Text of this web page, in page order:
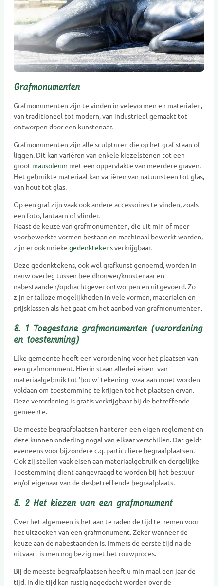
Grafmonumenten
Grafmonumenten zijn te vinden in velevormen en materialen,
van traditioneel tot modern, van industrieel gemaakt tot
ontworpen door een kunstenaar.
Grafmonumenten zijn alle sculpturen die op het graf staan of
liggen. Dit kan variëren van enkele kiezelstenen tot een
groot mausoleum met een oppervlakte van meerdere graven.
Het gebruikte materiaal kan variëren van natuursteen tot glas,
van hout tot glas.
Op een graf zijn vaak ook andere accessoires te vinden, zoals
een foto, lantaarn of vlinder.
Naast de keuze van grafmonumenten, die uit min of meer
voorbewerkte vormen bestaan en machinaal bewerkt worden,
zijn er ook unieke gedenktekensverkrijgbaar.
Deze gedenktekens, ook wel grafkunst genoemd, worden in
nauw overleg tussen beeldhouwer/kunstenaar en
nabestaanden/opdrachtgever ontworpen en uitgevoerd. Zo
zijn er talloze mogelijkheden in vele vormen, materialen en
prijsklassen als het gaat om het aanbod van grafmonumenten.
8. 1 Toegestane grafmonumenten (verordening
en toestemming)
Elke gemeente heeft een verordening voor het plaatsen van
een grafmonument. Hierin staan allerlei eisen -van
materiaalgebruik tot 'bouw'-tekening- waaraan moet worden
voldaan om toestemming te krijgen tot het plaatsen ervan.
Deze verordening is gratis verkrijgbaar bij de betreffende
gemeente.
De meeste begraafplaatsen hanteren een eigen reglement en
deze kunnen onderling nogal van elkaar verschillen. Dat geldt
eveneens voor bijzondere c.q. particuliere begraafplaatsen.
Ook zij stellen vaak eisen aan materiaalgebruik en dergelijke.
Toestemming dient aangevraagd te worden bij het bestuur
en/of eigenaar van de desbetreffende begraafplaats.
8. 2 Het kiezen van een grafmonument
Over het algemeen is het aan te raden de tijd te nemen voor
het uitzoeken van een grafmonument. Zeker wanneer de
keuze aan de nabestaanden is. Immers de eerste tijd na de
uitvaart is men nog bezig met het rouwproces.
Bij de meeste begraafplaatsen heeft u minimaal een jaar de
tijd. In die tijd kan rustig nagedacht worden over de